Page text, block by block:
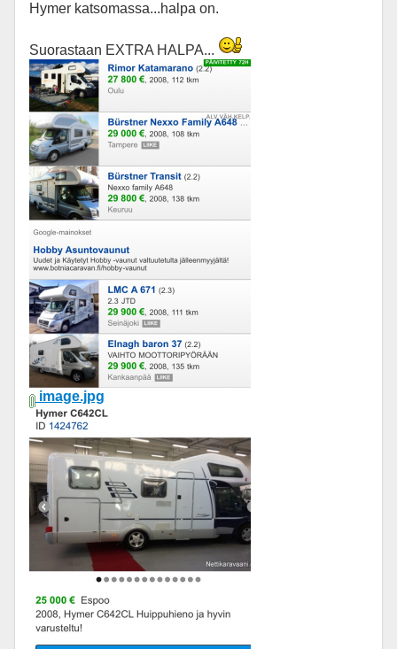
Hymer katsomassa...halpa on.
Suorastaan EXTRA HALPA...
image.jpg